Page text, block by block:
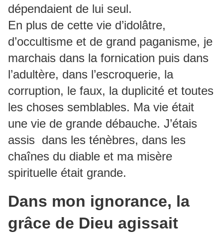
dépendaient de lui seul.
En plus de cette vie d’idolâtre,
d’occultisme et de grand paganisme, je
marchais dans la fornication puis dans
l’adultère, dans l’escroquerie, la
corruption, le faux, la duplicité et toutes
les choses semblables. Ma vie était
une vie de grande débauche. J’étais
assis dans les ténèbres, dans les
chaînes du diable et ma misère
spirituelle était grande.
Dans mon ignorance, la
grâce de Dieu agissait